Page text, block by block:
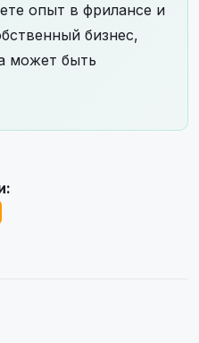
опыт в фрилансе и
бизнес,
может быть